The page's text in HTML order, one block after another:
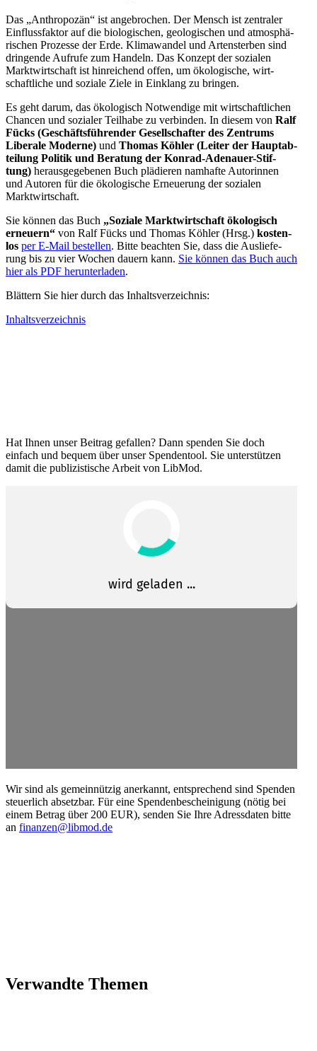
Das „Anthro­po­zän“ ist ange­bro­chen. Der Mensch ist zen­tra­ler
Ein­fluss­fak­tor auf die bio­lo­gi­schen, geo­lo­gi­schen und atmo­sphä­
ri­schen Pro­zesse der Erde. Kli­ma­wan­del und Arten­ster­ben sind
drin­gende Aufrufe zum Handeln. Das Konzept der sozia­len
Markt­wirt­schaft ist hin­rei­chend offen, um öko­lo­gi­sche, wirt­
schaft­li­che und soziale Ziele in Ein­klang zu bringen.
Es geht darum, das öko­lo­gisch Not­wen­dige mit wirt­schaft­li­chen
Chancen und sozia­ler Teil­habe zu ver­bin­den. In diesem von Ralf
Fücks (Geschäfts­füh­ren­der Gesell­schaf­ter des Zen­trums
Libe­rale Moderne) und Thomas Köhler (Leiter der Haupt­ab­
tei­lung Politik und Bera­tung der Konrad-Ade­nauer-Stif­
tung) her­aus­ge­ge­be­nen Buch plä­die­ren nam­hafte Autorin­nen
und Autoren für die öko­lo­gi­sche Erneue­rung der sozia­len
Marktwirtschaft.
Sie können das Buch „Soziale Markt­wirt­schaft öko­lo­gisch
erneu­ern“ von Ralf Fücks und Thomas Köhler (Hrsg.) kos­ten­
los per E‑Mail bestel­len. Bitte beach­ten Sie, dass die Aus­lie­fe­
rung bis zu vier Wochen dauern kann. Sie können das Buch auch
hier als PDF herun­ter­laden.
Blättern Sie hier durch das Inhaltsverzeichnis:
Inhalts­ver­zeichnis
Hat Ihnen unser Beitrag gefallen? Dann spenden Sie doch
einfach und bequem über unser Spendentool. Sie unter­stützen
damit die publi­zis­tische Arbeit von LibMod.
Wir sind als gemein­nützig anerkannt, entspre­chend sind Spenden
steuerlich absetzbar. Für eine Spenden­be­schei­nigung (nötig bei
einem Betrag über 200 EUR), senden Sie Ihre Adress­daten bitte
an finanzen@libmod.de
Verwandte Themen